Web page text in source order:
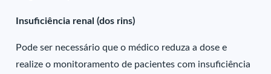
Insuficiência renal (dos rins)
Pode ser necessário que o médico reduza a dose e
realize o monitoramento de pacientes com insuficiência